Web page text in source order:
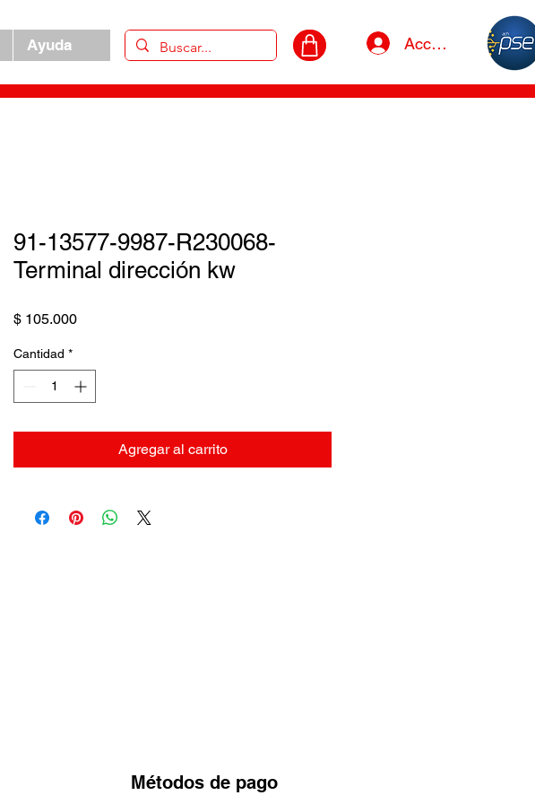
Ayuda Acceso
91-13577-9987-R230068-
Terminal dirección kw
$ 105.000Precio
Cantidad *
Agregar al carrito
Métodosde pago